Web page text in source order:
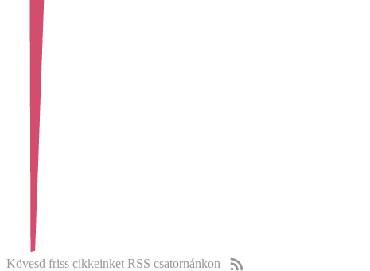
Kövesd friss cikkeinket RSS csatornánkon